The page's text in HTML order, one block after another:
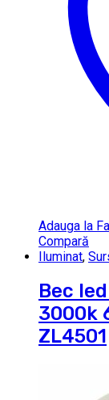
Adauga la
Compară
Iluminat,
Bec
3000k
ZL4501